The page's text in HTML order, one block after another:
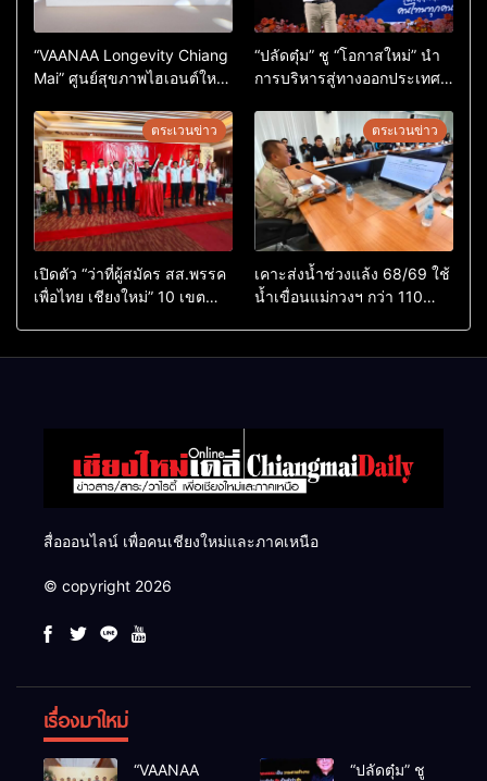
“VAANAA Longevity Chiang
Mai” ศูนย์สุขภาพไฮเอนต์ใหญ่
“ปลัดตุ๋ม” ชู “โอกาสใหม่” นำ
การบริหารสู่ทางออกประเทศ
ตระเวนข่าว
เปิดตัว “ว่าที่ผู้สมัคร สส.พรรค
เพื่อไทย เชียงใหม่” 10 เขต
ตระเวนข่าว
เคาะส่งน้ำช่วงแล้ง 68/69 ใช้
น้ำเขื่อนแม่กวงฯ กว่า 110
สื่อออนไลน์ เพื่อคนเชียงใหม่และภาคเหนือ
© copyright 2026
เรื่องมาใหม่
“VAANAA “ปลัดตุ๋ม” ชู